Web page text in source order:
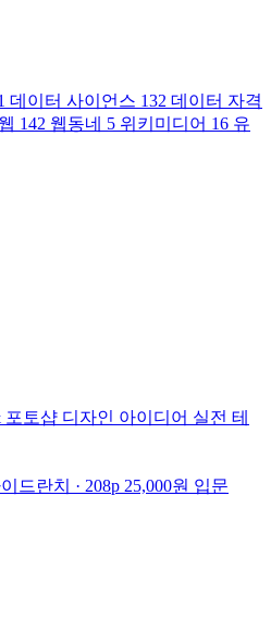
데이터 사이언스 132 데이터 자격
142 웹동네 5 위키미디어 16 유
토샵 디자인 아이디어 실전 테
드란치 · 208p 25,000원 입문